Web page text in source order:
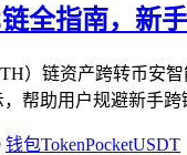
全指南，新
）链资产跨转币安
帮助用户规避新手
钱包TokenPocketUSDT